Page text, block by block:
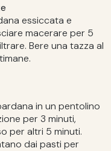
essiccata e
macerare per 5
Bere una tazza al
in un pentolino
per 3 minuti,
per altri 5 minuti.
dai pasti per